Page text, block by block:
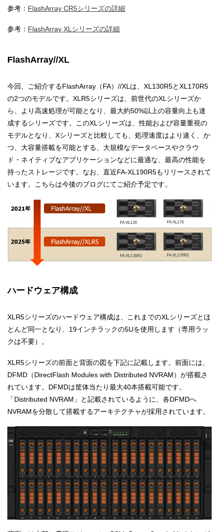
参考： FlashArray CR5シリーズの詳細
参考： FlashArray XLシリーズの詳細
FlashArray//XL
今回、ご紹介するFlashArray（FA）//XLは、XL130R5とXL170R5
の2つのモデルです。XLR5シリーズは、前世代のXLシリーズか
ら、より高速処理が可能となり、最大約50%以上の容量向上も達
成するシリーズです。このXLシリーズは、性能および容量重視の
モデルとなり、Xシリーズと比較しても、処理速度はより速く、か
つ、大容量搭載を可能とする、大規模なデータベースやクラウ
ド・ネイティブなアプリケーションなどに最適な、最高の性能を
持ったストレージです。なお、直近FA-XL190R5もリリースされて
います。こちらは今後のブログにてご紹介予定です。
ハードウェア構成
XLR5シリーズのハードウェア構成は、これまでのXLシリーズとほ
とんど同一となり、19インチラックの5Uを使用します（専用ラッ
クは不要）。
XLR5シリーズの前面と背面の図を下記に記載します。前面には、
DFMD（DirectFlash Modules with Distributed NVRAM）が搭載さ
れています。DFMDは筐体当たり最大40本搭載可能です。
「Distributed NVRAM」と記載されているように、各DFMDへ
NVRAMを分散して搭載するアーキテクチャが採用されています。